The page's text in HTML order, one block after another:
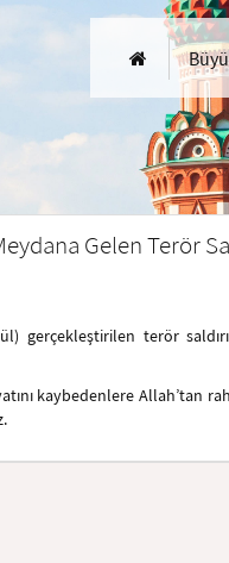
Gelen Terör
gerçekleştirilen terör
kaybedenlere Allah’tan